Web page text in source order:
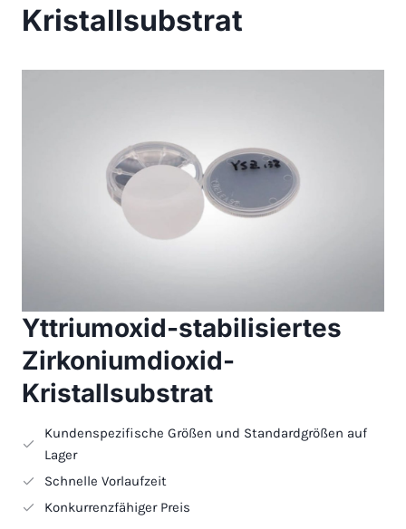
Kristallsubstrat
Yttriumoxid-stabilisiertes
Zirkoniumdioxid-
Kristallsubstrat
Kundenspezifische Größen und Standardgrößen auf
Lager
Schnelle Vorlaufzeit
Konkurrenzfähiger Preis